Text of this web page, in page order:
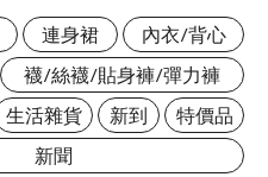
連身裙
內衣/背心
襪/絲襪/貼身褲/彈力褲
生活雜貨 新到
特價品
新聞